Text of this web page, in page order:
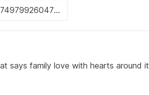
says family love with hearts around it